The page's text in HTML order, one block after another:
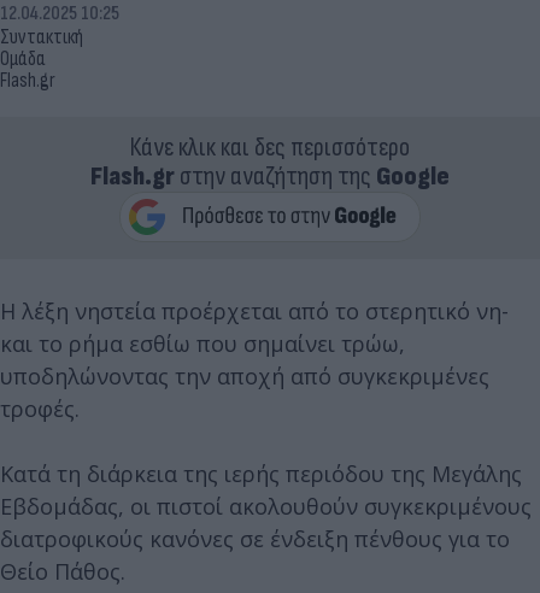
Συντακτική
Ομάδα
Flash.gr
12.04.2025 10:25
Κάνε κλικ και δες περισσότερο
Flash.grστην αναζήτηση της Google
Η λέξη νηστεία προέρχεται από το στερητικό νη-
και το ρήμα εσθίω που σημαίνει τρώω,
υποδηλώνοντας την αποχή από συγκεκριμένες
τροφές.
Κατά τη διάρκεια της ιερής περιόδου της Μεγάλης
Εβδομάδας, οι πιστοί ακολουθούν συγκεκριμένους
διατροφικούς κανόνες σε ένδειξη πένθους για το
Θείο Πάθος.